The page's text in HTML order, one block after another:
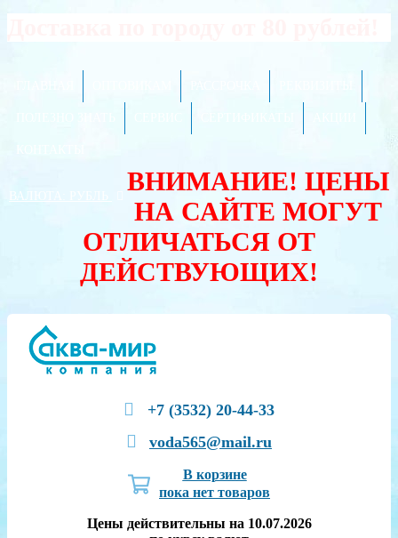
ВАЛЮТА:
ВНИМАНИЕ! ЦЕНЫ
НА САЙТЕ МОГУТ
ОТЛИЧАТЬСЯ ОТ
ДЕЙСТВУЮЩИХ!
+7 (3532) 20-44-33
voda565@mail.ru
В корзине
пока нет товаров
Цены действительны на 10.07.2026